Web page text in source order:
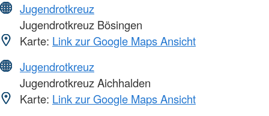
Jugendrotkreuz
Jugendrotkreuz Bösingen
Karte: Link zur Google Maps Ansicht
Jugendrotkreuz
Jugendrotkreuz Aichhalden
Karte: Link zur Google Maps Ansicht